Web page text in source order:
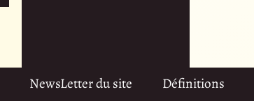
NewsLetter du site Définitions